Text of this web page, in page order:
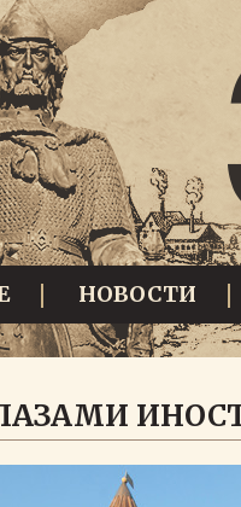
НОВОСТИ